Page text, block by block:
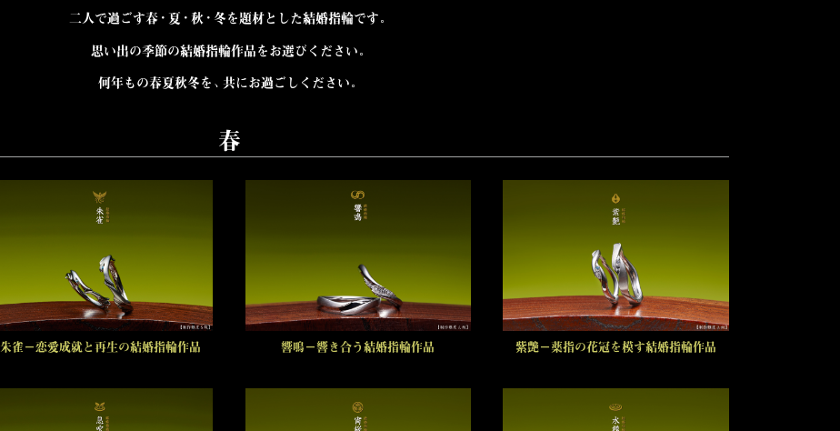
二人で過ごす春・夏・秋・冬を題材とした結婚指輪です。
思い出の季節の結婚指輪作品をお選びください。
何年もの春夏秋冬を、共にお過ごしください。
春
朱雀－恋愛成就と再生の結婚指輪作品 響鳴－響き合う結婚指輪作品 紫艶－薬指の花冠を模す結婚指輪作品